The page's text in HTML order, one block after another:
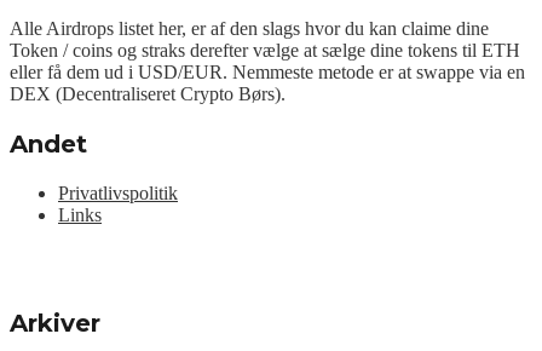
Alle Airdrops listet her, er af den slags hvor du kan claime dine
Token / coins og straks derefter vælge at sælge dine tokens til ETH
eller få dem ud i USD/EUR. Nemmeste metode er at swappe via en
DEX (Decentraliseret Crypto Børs).
Andet
Privatlivspolitik
Links
Arkiver